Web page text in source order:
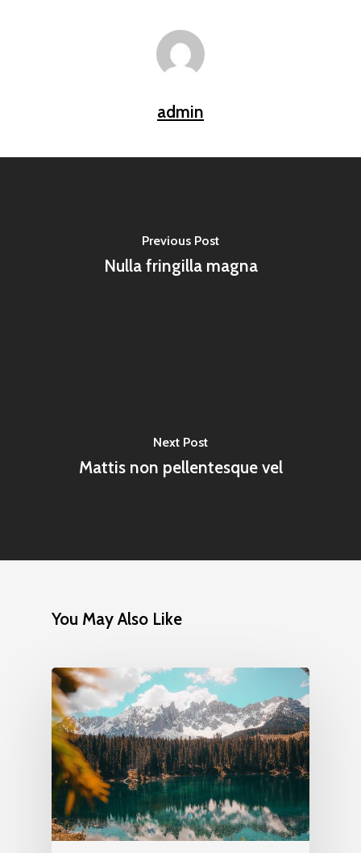
admin
Previous Post
Nulla fringilla magna
Next Post
Mattis non pellentesque vel
You May Also Like